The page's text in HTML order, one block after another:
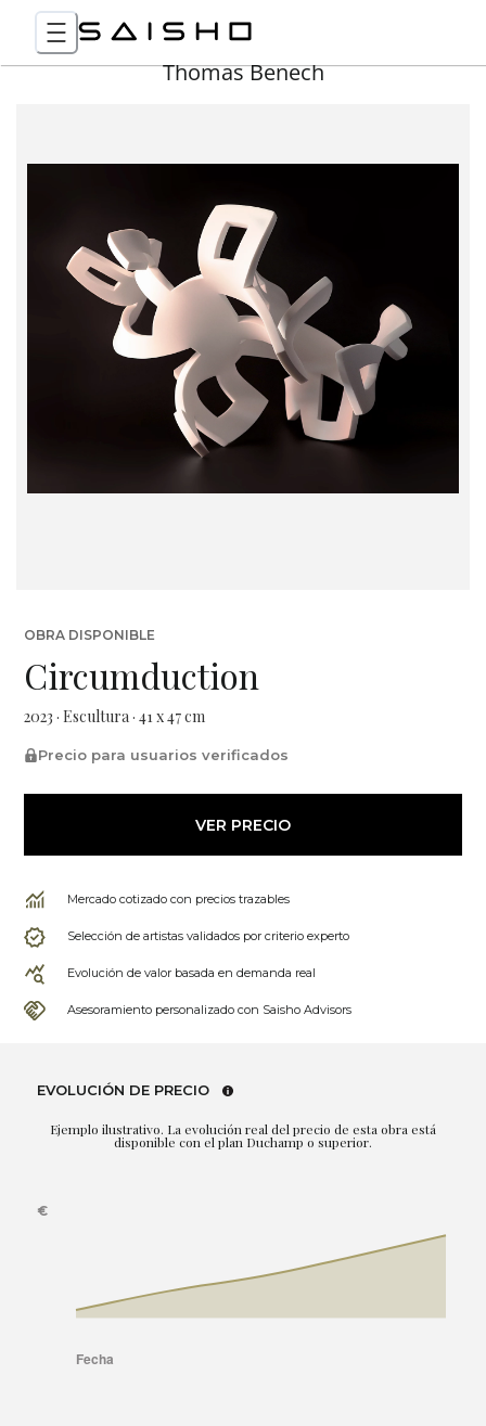
Thomas Benech
OBRA DISPONIBLE
Circumduction
2023 · Escultura · 41 x 47 cm
Precio para usuarios verificados
VER PRECIO
Mercado cotizado con precios trazables
Selección de artistas validados por criterio experto
Evolución de valor basada en demanda real
Asesoramiento personalizado con Saisho Advisors
EVOLUCIÓN DE PRECIO
Ejemplo ilustrativo. La evolución real del precio de esta obra está
disponible con el plan Duchamp o superior.